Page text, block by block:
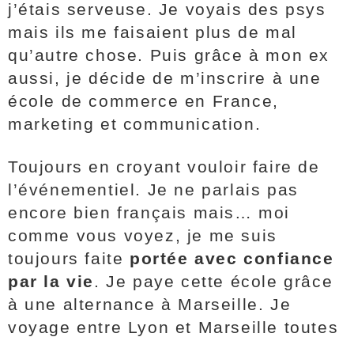
j’étais serveuse. Je voyais des psys
mais ils me faisaient plus de mal
qu’autre chose. Puis grâce à mon ex
aussi, je décide de m’inscrire à une
école de commerce en France,
marketing et communication.
Toujours en croyant vouloir faire de
l’événementiel. Je ne parlais pas
encore bien français mais… moi
comme vous voyez, je me suis
toujours faite portée avec confiance
par la vie . Je paye cette école grâce
à une alternance à Marseille. Je
voyage entre Lyon et Marseille toutes